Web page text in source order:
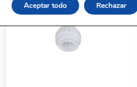
Aceptar todo Rechazar